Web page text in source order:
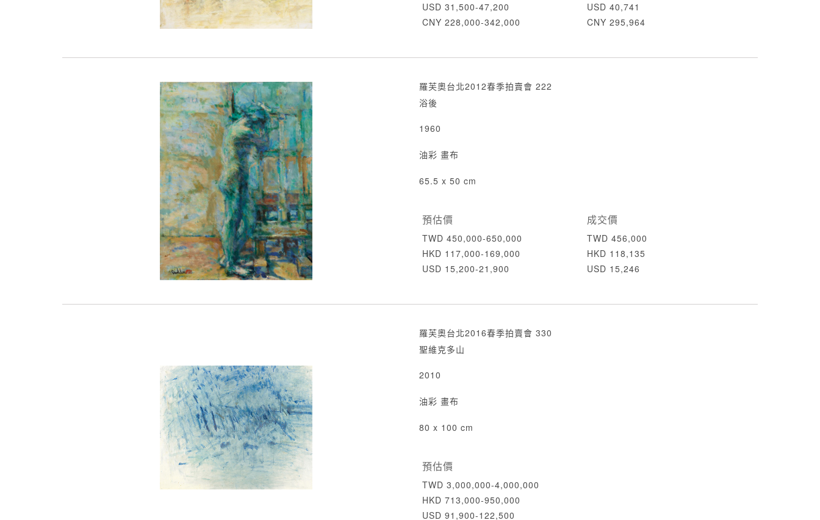
USD 31,500-47,200
CNY 228,000-342,000
USD 40,741
CNY 295,964
羅芙奧台北2012春季拍賣會 222
浴後
1960
油彩 畫布
65.5 x 50 cm
預估價
TWD 450,000-650,000
HKD 117,000-169,000
USD 15,200-21,900
成交價
TWD 456,000
HKD 118,135
USD 15,246
羅芙奧台北2016春季拍賣會 330
聖維克多山
2010
油彩 畫布
80 x 100 cm
預估價
TWD 3,000,000-4,000,000
HKD 713,000-950,000
USD 91,900-122,500